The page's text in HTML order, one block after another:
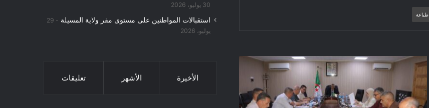
طباعة
إجتماع
تنسيقي
لادراج
الأنشطة
الاستثمارية
30 يوليو، 2026
استقبالات المواطنين على مستوى مقر ولاية المسيلة
29
يوليو، 2026
الأخيرة الأشهر تعليقات